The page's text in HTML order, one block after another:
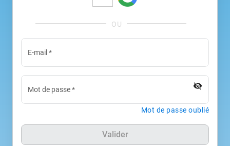
E-mail *
Mot de passe* visibility_off
Mot de passe oublié
Valider